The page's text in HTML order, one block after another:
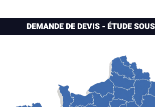
DEMANDE DE DEVIS - ÉTUDE